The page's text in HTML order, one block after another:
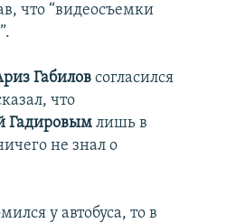
что “видеосъемки
Габилов согласился
что
Гадировым лишь в
не знал о
у автобуса, то в